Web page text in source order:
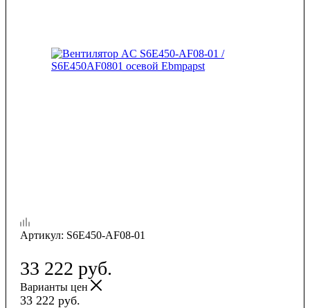
Артикул: S6E450-AF08-01
33 222 руб.
Варианты цен
33 222 руб.